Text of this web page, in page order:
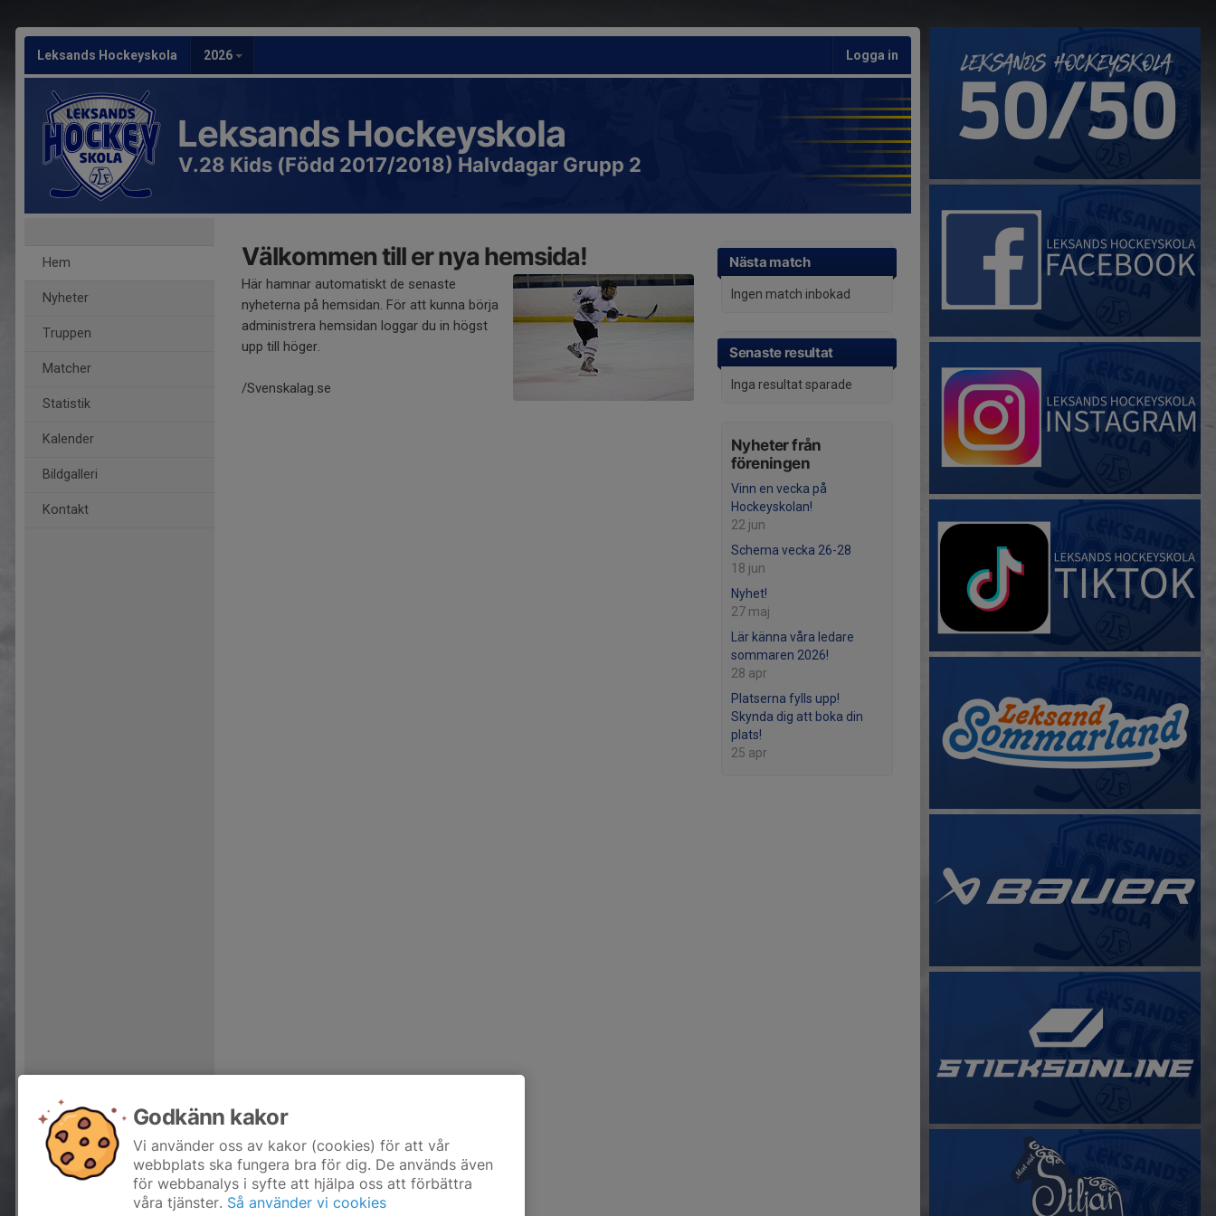
Leksands Hockeyskola 2026 Logga in
Leksands Hockeyskola
V.28 Kids (Född 2017/2018) Halvdagar Grupp 2
Hem
Nyheter
Truppen
Matcher
Statistik
Kalender
Bildgalleri
Kontakt
Nästa match
Ingen match inbokad
Senaste resultat
Inga resultat sparade
Nyheter från
föreningen
Vinn en vecka på
Hockeyskolan!
22 jun
Schema vecka 26-28
18 jun
Nyhet!
27 maj
Lär känna våra ledare
sommaren 2026!
28 apr
Platserna fylls upp!
Skynda dig att boka din
plats!
25 apr
Välkommen till er nya hemsida!
Här hamnar automatiskt de senaste
nyheterna på hemsidan. För att kunna börja
administrera hemsidan loggar du in högst
upp till höger.
/Svenskalag.se
Godkänn kakor
Vi använder oss av kakor (cookies) för att vår
webbplats ska fungera bra för dig. De används även
för webbanalys i syfte att hjälpa oss att förbättra
våra tjänster. Så använder vi cookies